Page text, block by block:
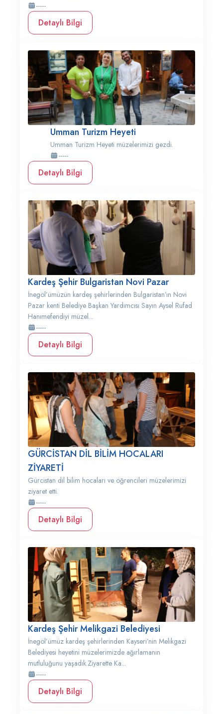
-----
Detaylı Bilgi
Umman Turizm Heyeti
Umman Turizm Heyeti müzelerimizi gezdi.
-----
Detaylı Bilgi
Kardeş Şehir Bulgaristan Novi Pazar
İnegöl’ümüzün kardeş şehirlerinden Bulgaristan’ın Novi
Pazar kenti Belediye Başkan Yardımcısı Sayın Aysel Rufad
Hanımefendiyi müzel...
-----
Detaylı Bilgi
GÜRCİSTAN DİL BİLİM HOCALARI
ZİYARETİ
Gürcistan dil bilim hocaları ve öğrencileri müzelerimizi
ziyaret etti.
-----
Detaylı Bilgi
Kardeş Şehir Melikgazi Belediyesi
İnegöl’ümüz kardeş şehirlerinden Kayseri’nin Melikgazi
Belediyesi heyetini müzelerimizde ağırlamanın
mutluluğunu yaşadık.Ziyarette Ka...
-----
Detaylı Bilgi